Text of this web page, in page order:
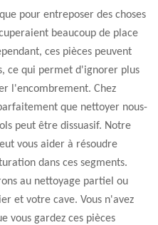
pour entreposer des choses
beaucoup de place
ces pièces peuvent
ce qui permet d'ignorer plus
l'encombrement. Chez
que nettoyer nous-
peut être dissuasif. Notre
vous aider à résoudre
dans ces segments.
au nettoyage partiel ou
et votre cave. Vous n'avez
vous gardez ces pièces